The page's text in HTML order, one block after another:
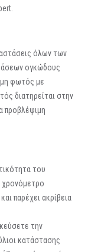
όλων των
ογκώδους
φωτός με
διατηρείται στην
προβλέψιμη
του
χρονόμετρο
παρέχει ακρίβεια
την
κατάστασης